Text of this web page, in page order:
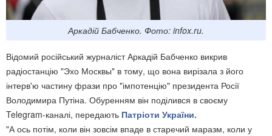
Аркадій Бабченко. Фото: infox.ru.
Відомий російський журналіст Аркадій Бабченко викрив
радіостанцію "Эхо Москвы" в тому, що вона вирізала з його
інтерв'ю частину фрази про "імпотенцію" президента Росії
Володимира Путіна. Обуренням він поділився в своєму
Telegram-каналі, передають Патріоти України.
"А ось потім, коли він зовсім впаде в старечий маразм, коли у